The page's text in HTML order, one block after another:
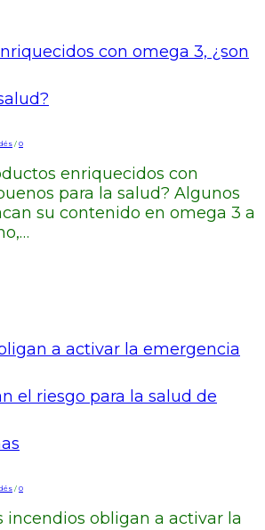
con omega 3, ¿son
/ 0
enriquecidos con
para la salud? Algunos
su contenido en omega 3 a
a activar la emergencia
el riesgo para la salud de
/ 0
incendios obligan a activar la